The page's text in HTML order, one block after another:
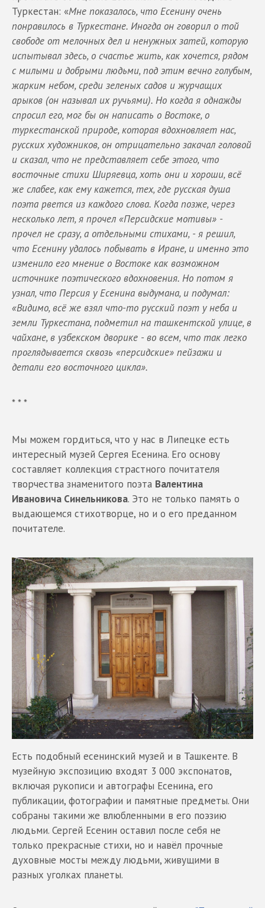
Туркестан: «Мне показалось, что Есенину очень
понравилось в Туркестане. Иногда он говорил о той
свободе от мелочных дел и ненужных затей, которую
испытывал здесь, о счастье жить, как хочется, рядом
с милыми и добрыми людьми, под этим вечно голубым,
жарким небом, среди зеленых садов и журчащих
арыков (он называл их ручьями). Но когда я однажды
спросил его, мог бы он написать о Востоке, о
туркестанской природе, которая вдохновляет нас,
русских художников, он отрицательно закачал головой
и сказал, что не представляет себе этого, что
восточные стихи Ширяевца, хоть они и хороши, всё
же слабее, как ему кажется, тех, где русская душа
поэта рвется из каждого слова. Когда позже, через
несколько лет, я прочел «Персидские мотивы» -
прочел не сразу, а отдельными стихами, - я решил,
что Есенину удалось побывать в Иране, и именно это
изменило его мнение о Востоке как возможном
источнике поэтического вдохновения. Но потом я
узнал, что Персия у Есенина выдумана, и подумал:
«Видимо, всё же взял что-то русский поэт у неба и
земли Туркестана, подметил на ташкентской улице, в
чайхане, в узбекском дворике - во всем, что так легко
проглядывается сквозь «персидские» пейзажи и
детали его восточного цикла».
* * *
Мы можем гордиться, что у нас в Липецке есть
интересный музей Сергея Есенина. Его основу
составляет коллекция страстного почитателя
творчества знаменитого поэта Валентина
Ивановича Синельникова. Это не только память о
выдающемся стихотворце, но и о его преданном
почитателе.
Есть подобный есенинский музей и в Ташкенте. В
музейную экспозицию входят 3 000 экспонатов,
включая рукописи и автографы Есенина, его
публикации, фотографии и памятные предметы. Они
собраны такими же влюбленными в его поэзию
людьми. Сергей Есенин оставил после себя не
только прекрасные стихи, но и навёл прочные
духовные мосты между людьми, живущими в
разных уголках планеты.